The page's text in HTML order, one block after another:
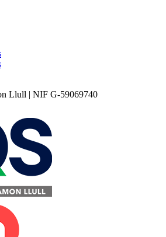
Llull | NIF G-59069740